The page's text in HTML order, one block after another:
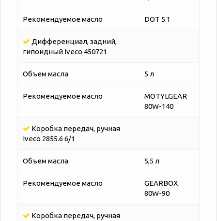
Рекомендуемое масло DOT 5.1
Дифференциал, задний,
гипоидный Iveco 450721
Объем масла 5 л
Рекомендуемое масло
MOTYLGEAR
80W-140
Коробка передач, ручная
Iveco 2855.6 6/1
Объем масла 5,5 л
Рекомендуемое масло
GEARBOX
80W-90
Коробка передач, ручная